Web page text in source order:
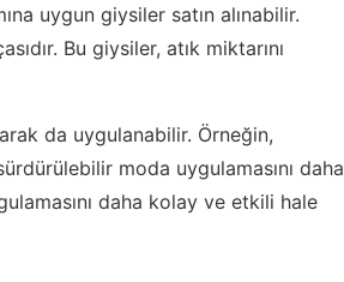
uygun giysiler satın alınabilir.
Bu giysiler, atık miktarını
da uygulanabilir. Örneğin,
moda uygulamasını daha
daha kolay ve etkili hale